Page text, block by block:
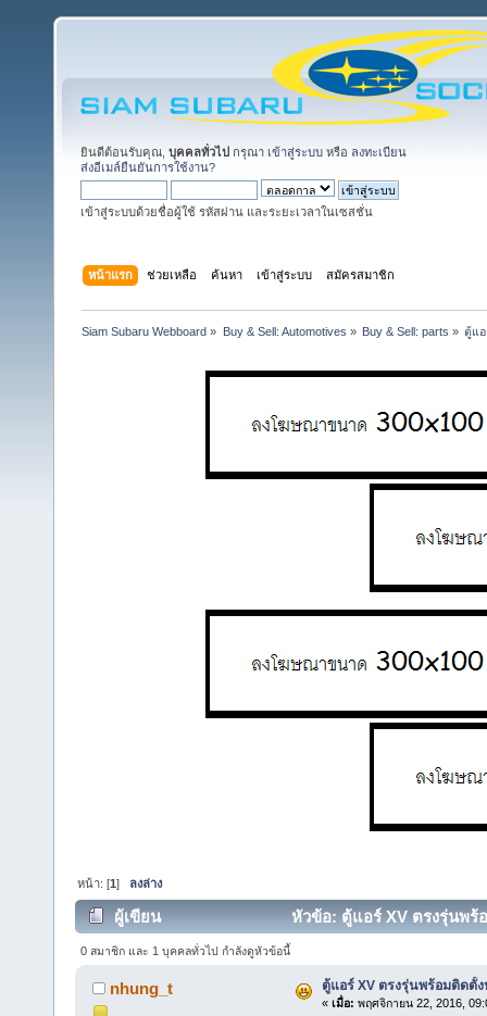
ยินดีต้อนรับคุณ, บุคคลทั่วไป กรุณา เข้าสู่ระบบ หรือ ลงทะเบียน
ส่งอีเมล์ยืนยันการใช้งาน?
เข้าสู่ระบบด้วยชื่อผู้ใช้ รหัสผ่าน และระยะเวลาในเซสชั่น
หน้าแรก ช่วยเหลือ ค้นหา เข้าสู่ระบบ สมัครสมาชิก
Siam Subaru Webboard » Buy & Sell: Automotives » Buy & Sell: parts » ตู้แอ
หน้า: [1] ลงล่าง
ผู้เขียน หัวข้อ: ตู้แอร์ XV ตรงรุ่นพร้
0 สมาชิก และ 1 บุคคลทั่วไป กำลังดูหัวข้อนี้
nhung_t ตู้แอร์ XV ตรงรุ่นพร้อมติดตั้ง
« เมื่อ: พฤศจิกายน 22, 2016,